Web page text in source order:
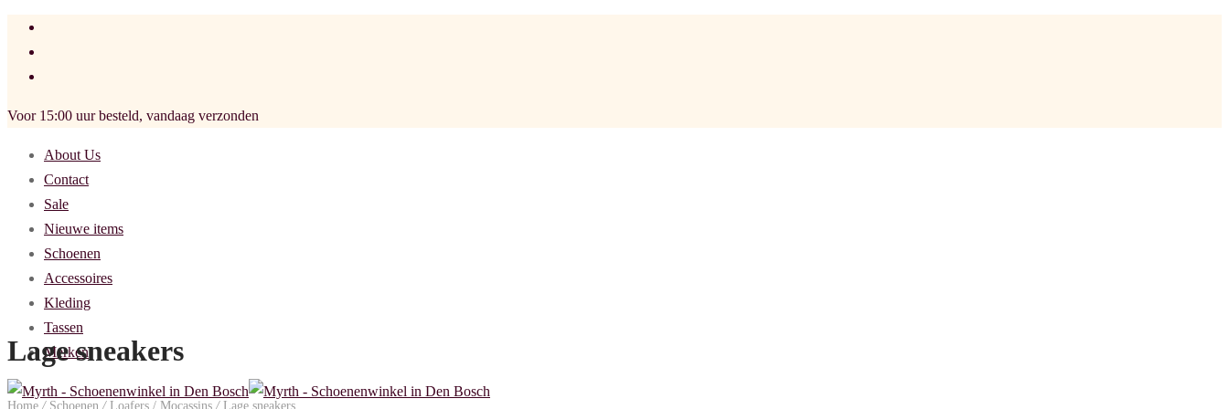
Voor 15:00 uur besteld, vandaag verzonden
About Us
Contact
Sale
Nieuwe items
Schoenen
Accessoires
Kleding
Tassen
Merken
Lage sneakers
Home / Schoenen / Loafers / Mocassins /Lage sneakers